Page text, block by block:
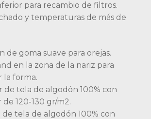
para recambio de filtros.
y temperaturas de más de
de goma suave para orejas.
en la zona de la nariz para
la forma.
de tela de algodón 100% con
de 120-130 gr/m2.
tela de algodón 100% con